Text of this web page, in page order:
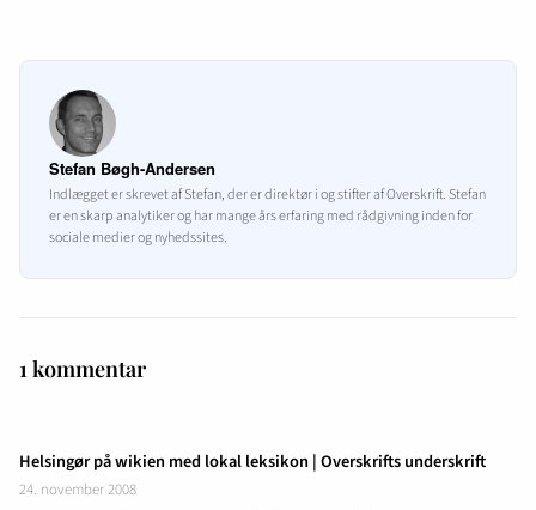
Stefan Bøgh-Andersen
Indlægget er skrevet af Stefan, der er direktør i og stifter af Overskrift. Stefan
er en skarp analytiker og har mange års erfaring med rådgivning inden for
sociale medier og nyhedssites.
1 kommentar
Helsingør på wikien med lokal leksikon | Overskrifts underskrift
24. november 2008